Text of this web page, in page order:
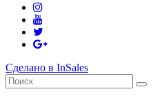
Сделано в InSales